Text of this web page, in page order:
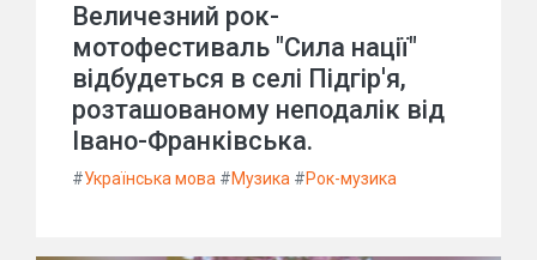
Величезний рок-
мотофестиваль "Сила нації"
відбудеться в селі Підгір'я,
розташованому неподалік від
Івано-Франківська.
#Українська мова #Музика #Рок-музика